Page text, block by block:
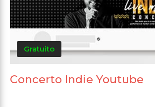
Gratuito
Concerto Indie Youtube